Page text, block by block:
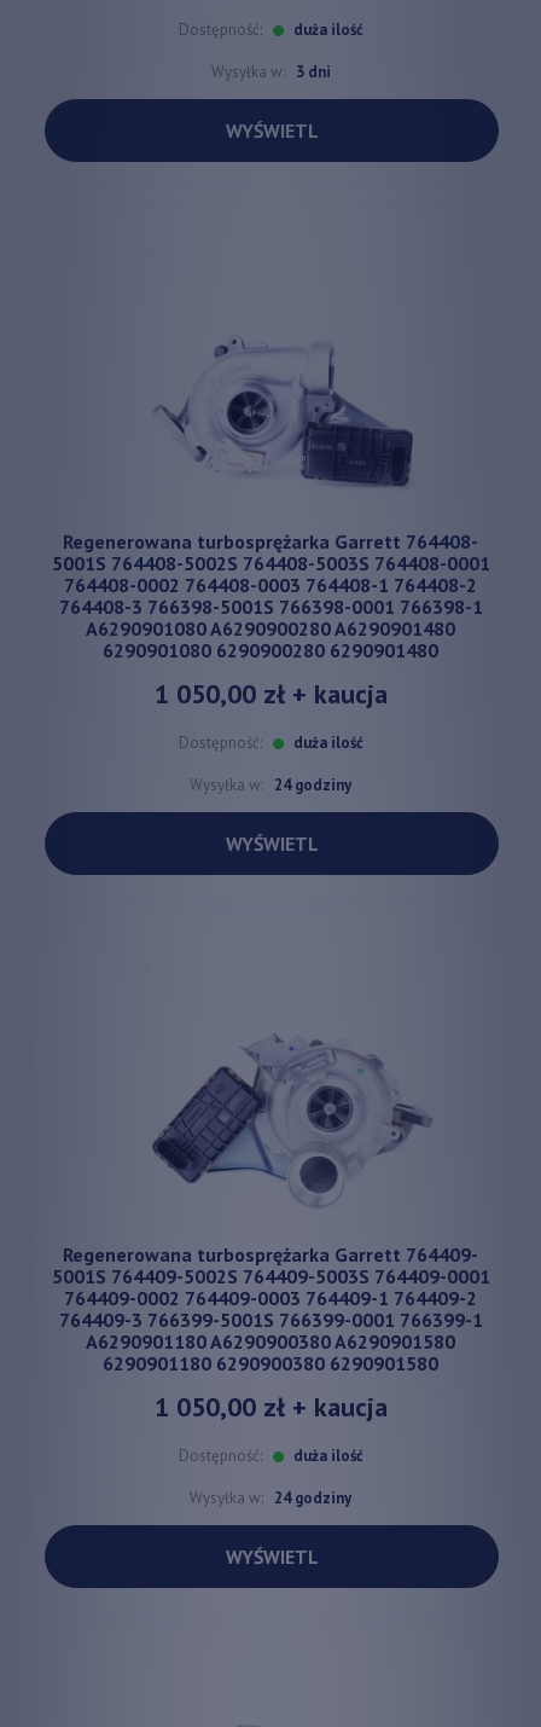
Dostępność: duża ilość
Wysyłka w: 3 dni
WYŚWIETL
Regenerowana turbosprężarka Garrett 764408-
5001S 764408-5002S 764408-5003S 764408-0001
764408-0002 764408-0003 764408-1 764408-2
764408-3 766398-5001S 766398-0001 766398-1
A6290901080 A6290900280 A6290901480
6290901080 6290900280 6290901480
1 050,00 zł+ kaucja
Dostępność: duża ilość
Wysyłka w: 24 godziny
WYŚWIETL
Regenerowana turbosprężarka Garrett 764409-
5001S 764409-5002S 764409-5003S 764409-0001
764409-0002 764409-0003 764409-1 764409-2
764409-3 766399-5001S 766399-0001 766399-1
A6290901180 A6290900380 A6290901580
6290901180 6290900380 6290901580
1 050,00 zł+ kaucja
Dostępność: duża ilość
Wysyłka w: 24 godziny
WYŚWIETL